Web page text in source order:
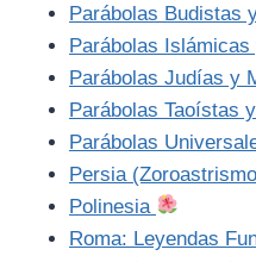
Parábolas Budistas
Parábolas
Parábolas Judías y
Parábolas Taoístas
Parábolas
Persia
Polinesia
Roma: Leyendas